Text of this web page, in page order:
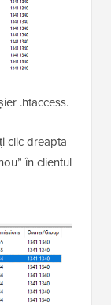
.htaccess.
clic dreapta
în clientul